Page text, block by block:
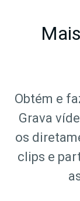
Obtém e
Grava
os
clips e